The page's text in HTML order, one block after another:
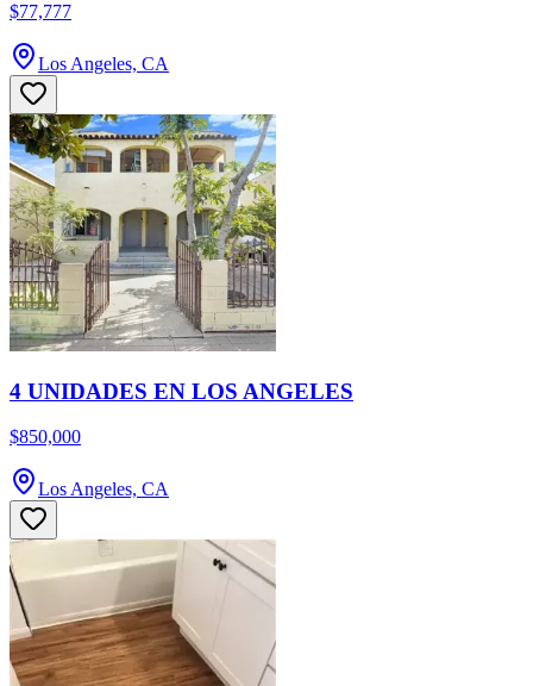
$77,777
Los Angeles, CA
4 UNIDADES EN LOS ANGELES
$850,000
Los Angeles, CA